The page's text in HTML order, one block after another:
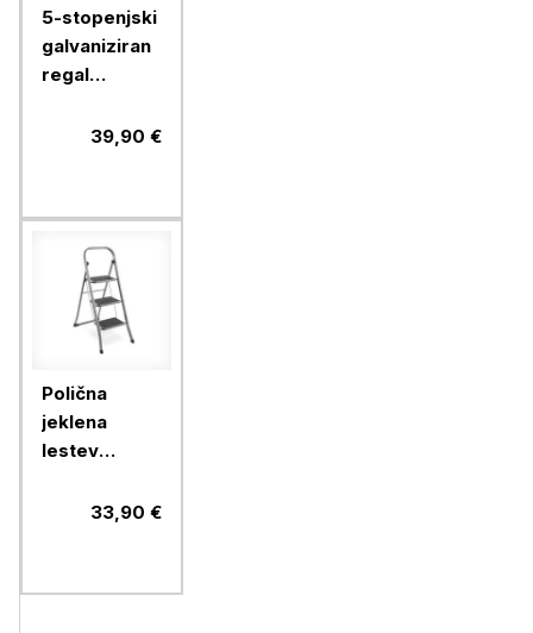
5-stopenjski
galvaniziran
regal
39,90 €
Polična
jeklena
lestev
33,90 €